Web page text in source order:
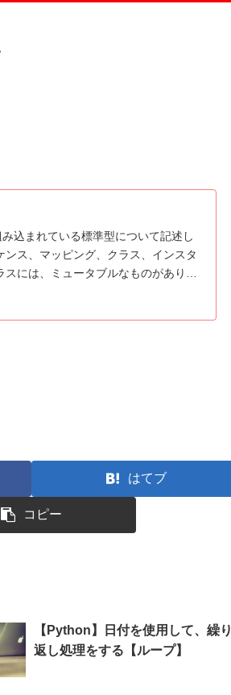
込まれている標準型について記述し
ス、マッピング、クラス、インスタ
には、ミュータブルなものがありま
はてブ
コピー
【Python】日付を使用して、繰り
返し処理をする【ループ】